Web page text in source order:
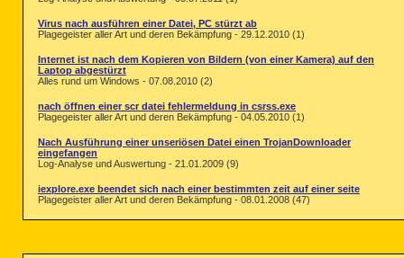
Virus nach ausführen einer Datei, PC stürzt ab
Plagegeister aller Art und deren Bekämpfung - 29.12.2010 (1)
Internet ist nach dem Kopieren von Bildern (von einer Kamera) auf den
Laptop abgestürzt
Alles rund um Windows - 07.08.2010 (2)
nach öffnen einer scr datei fehlermeldung in csrss.exe
Plagegeister aller Art und deren Bekämpfung - 04.05.2010 (1)
Nach Ausführung einer unseriösen Datei einen TrojanDownloader
eingefangen
Log-Analyse und Auswertung - 21.01.2009 (9)
iexplore.exe beendet sich nach einer bestimmten zeit auf einer seite
Plagegeister aller Art und deren Bekämpfung - 08.01.2008 (47)